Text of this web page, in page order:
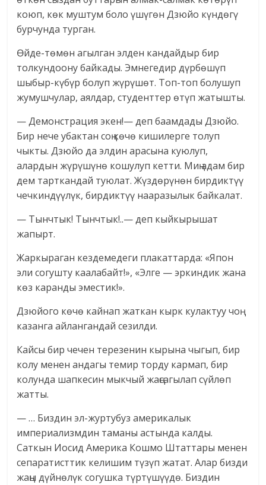
коюп, көк муштум боло үшүгөн Дзюйо күндөгү
бурчунда турган.
Өйде-төмөн агылган элден кандайдыр бир
толкундоону байкады. Эмнегедир дүрбөшүп
шыбыр-күбүр болуп жүрүшөт. Топ-топ болушуп
жумушчулар, аялдар, студенттер өтүп жатышты.
— Демонстрация экен!— деп баамдады Дзюйо.
Бир нече убактан соң көчө кишилерге толуп
чыкты. Дзюйо да элдин арасына куюлуп,
алардын жүрүшүнө кошулуп кетти. Миң адам бир
дем тарткандай туюлат. Жүздөрүнөн бирдиктүү
чечкиндүүлүк, бирдиктүү нааразылык байкалат.
— Тынчтык! Тынчтык!..— деп кыйкырышат
жапырт.
Жаркыраган кездемедеги плакаттарда: «Япон
эли согушту каалабайт!», «Элге — эркиндик жана
көз каранды эместик!».
Дзюйого көчө кайнап жаткан кырк кулактуу чоң
казанга айлангандай сезилди.
Кайсы бир чечен терезенин кырына чыгып, бир
колу менен андагы темир торду кармап, бир
колунда шапкесин мыкчый жаңсагылап сүйлөп
жатты.
— … Биздин эл-журтубуз америкалык
империализмдин таманы астында калды.
Саткын Иосид Америка Кошмо Штаттары менен
сепаратисттик келишим түзүп жатат. Алар бизди
жаңы дүйнөлүк согушка түртүшүүдө. Биздин